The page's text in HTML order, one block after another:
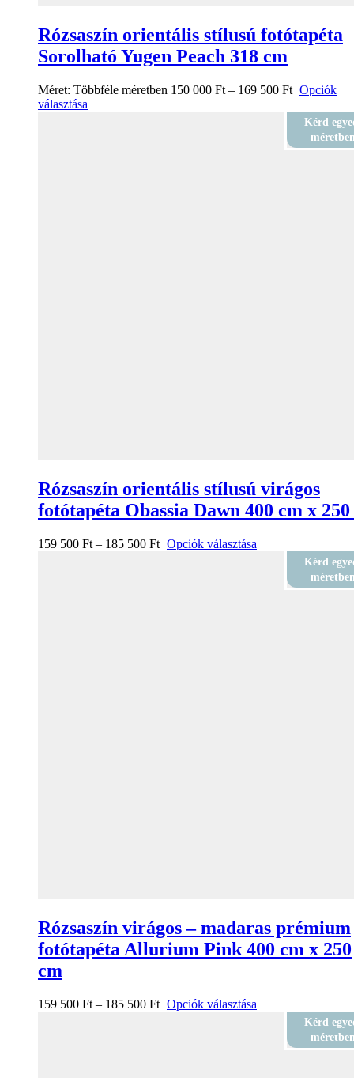
Rózsaszín orientális stílusú fotótapéta
Sorolható Yugen Peach 318 cm
Méret: Többféle méretben 150 000 Ft – 169 500 Ft Opciók
választása
Kérd
Rózsaszín orientális stílusú virágos
fotótapéta Obassia Dawn 400 cm x
159 500 Ft – 185 500 Ft Opciók választása
Kérd
Rózsaszín virágos – madaras prémium
fotótapéta Allurium Pink 400 cm x 250
cm
159 500 Ft – 185 500 Ft Opciók választása
Kérd